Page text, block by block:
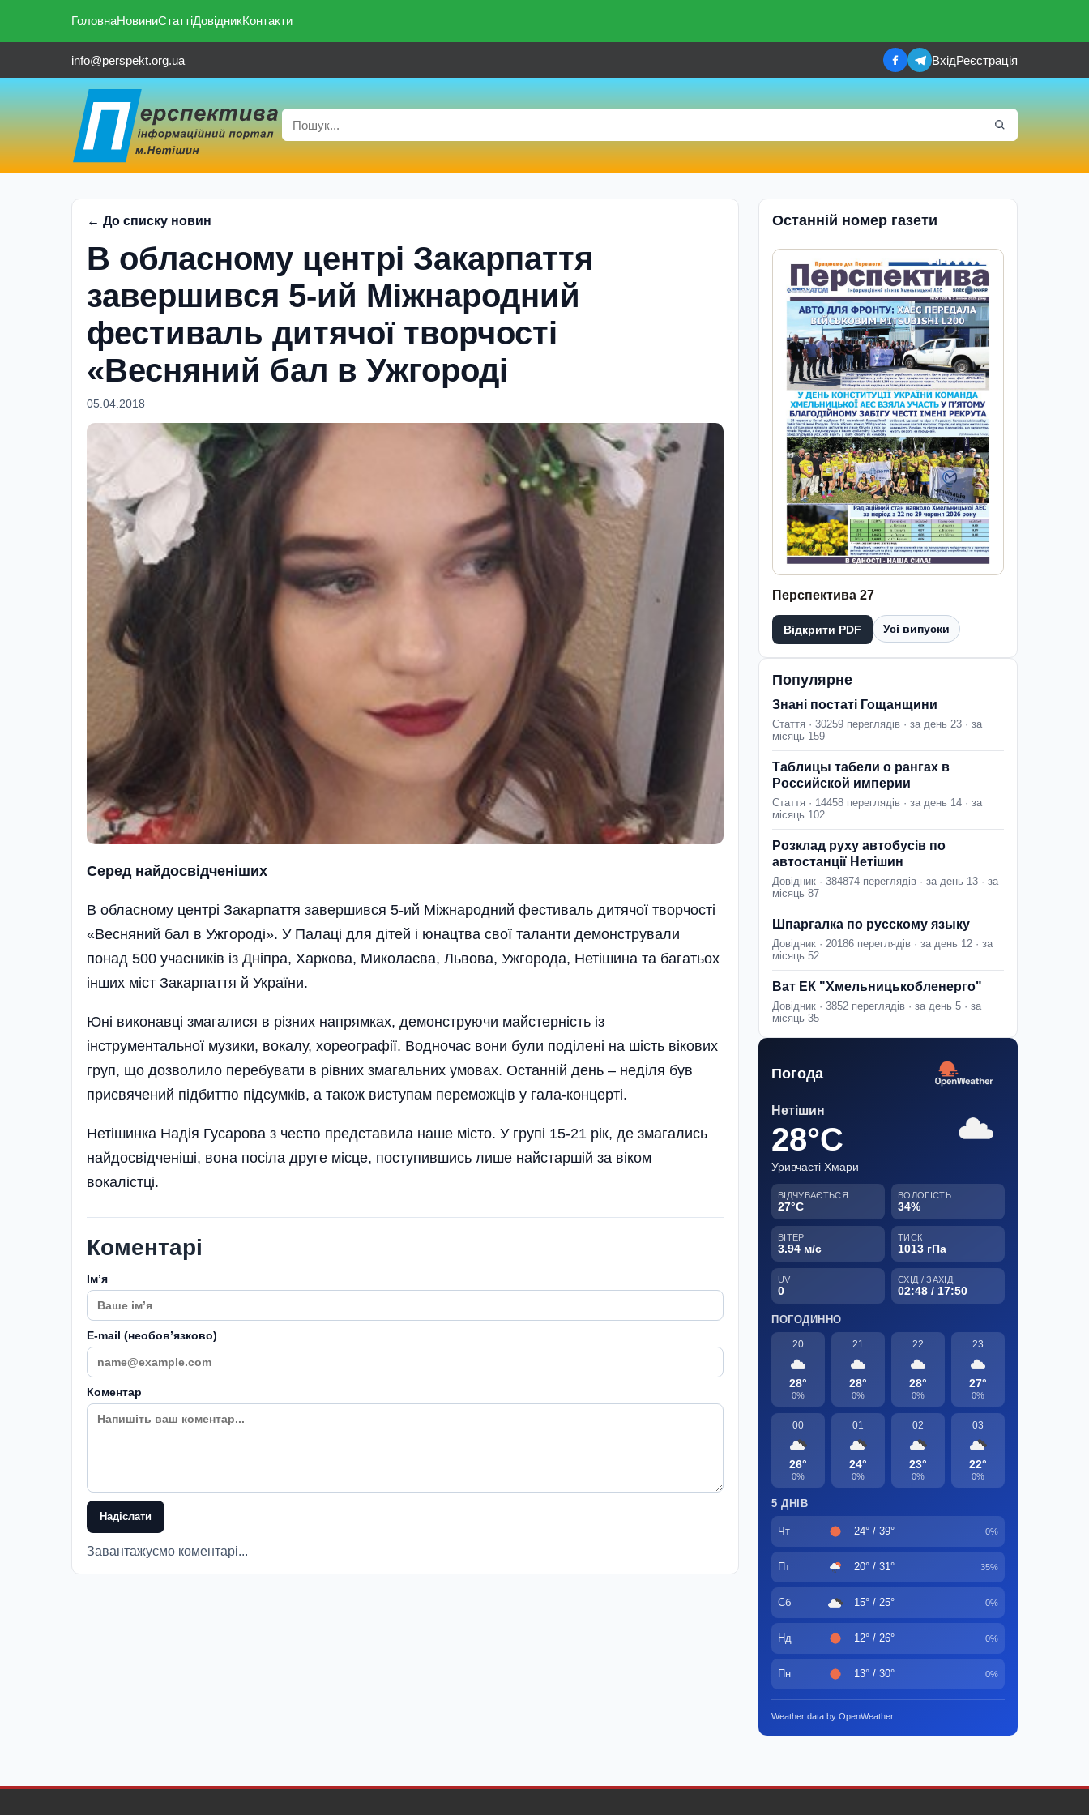
ГоловнаНовиниСтаттіДовідникКонтакти
info@perspekt.org.ua ВхідРеєстрація
← До списку новин
В обласному центрі Закарпаття
завершився 5-ий Міжнародний
фестиваль дитячої творчості
«Весняний бал в Ужгороді
05.04.2018
Серед найдосвідченіших
В обласному центрі Закарпаття завершився 5-ий Міжнародний фестиваль дитячої творчості
«Весняний бал в Ужгороді». У Палаці для дітей і юнацтва свої таланти демонстрували
понад 500 учасників із Дніпра, Харкова, Миколаєва, Львова, Ужгорода, Нетішина та багатьох
інших міст Закарпаття й України.
Юні виконавці змагалися в різних напрямках, демонструючи майстерність із
інструментальної музики, вокалу, хореографії. Водночас вони були поділені на шість вікових
груп, що дозволило перебувати в рівних змагальних умовах. Останній день – неділя був
присвячений підбиттю підсумків, а також виступам переможців у гала-концерті.
Нетішинка Надія Гусарова з честю представила наше місто. У групі 15-21 рік, де змагались
найдосвідченіші, вона посіла друге місце, поступившись лише найстаршій за віком
вокалістці.
Коментарі
Імʼя
E-mail (необовʼязково)
Коментар
Надіслати
Завантажуємо коментарі...
Останній номер газети
Перспектива 27
Відкрити PDF Усі випуски
Популярне
Знані постаті Гощанщини
Стаття · 30259 переглядів · за день 23 · за
місяць 159
Таблицы табели о рангах в
Российской империи
Стаття · 14458 переглядів · за день 14 · за
місяць 102
Розклад руху автобусів по
автостанції Нетішин
Довідник · 384874 переглядів · за день 13 · за
місяць 87
Шпаргалка по русскому языку
Довідник · 20186 переглядів · за день 12 · за
місяць 52
Ват ЕК "Хмельницькобленерго"
Довідник · 3852 переглядів · за день 5 · за
місяць 35
Погода
Нетішин
28°C
Уривчасті Хмари
ВІДЧУВАЄТЬСЯ
27°C
ВОЛОГІСТЬ
34%
ВІТЕР
3.94 м/с
ТИСК
1013 гПа
UV
0
СХІД / ЗАХІД
02:48 / 17:50
ПОГОДИННО
20
28°
0%
21
28°
0%
22
28°
0%
23
27°
0%
00
26°
0%
01
24°
0%
02
23°
0%
03
22°
0%
5 ДНІВ
Чт 24° / 39° 0%
Пт 20° / 31° 35%
Сб 15° / 25° 0%
Нд 12° / 26° 0%
Пн 13° / 30° 0%
Weather data by OpenWeather